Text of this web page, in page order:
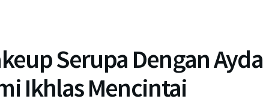
Serupa Dengan Ayda
Ikhlas Mencintai